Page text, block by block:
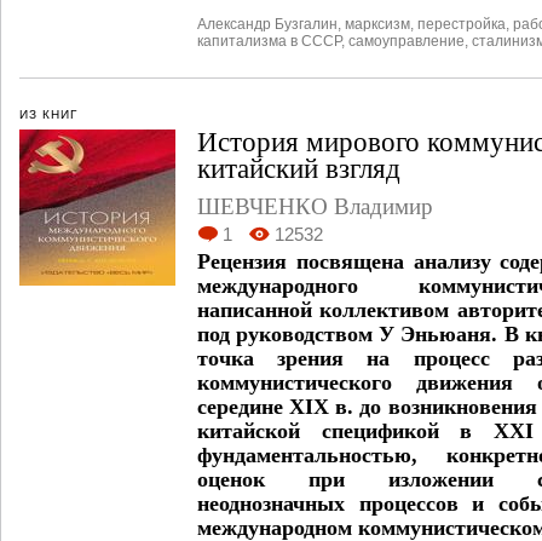
Александр Бузгалин марксизм перестройка
капитализма в СССР, самоуправление
ИЗ КНИГ
История мирового
китайский взгляд
ШЕВЧЕНКО Владимир
1 12532
Рецензия посвящена анализу
международного
написанной коллективом
под руководством У Эньюаня. В
точка зрения на процесс
коммунистического
середине XIX в. до
китайской спецификой в
фундаментальностью,
оценок при
неоднозначных процессов и
международном